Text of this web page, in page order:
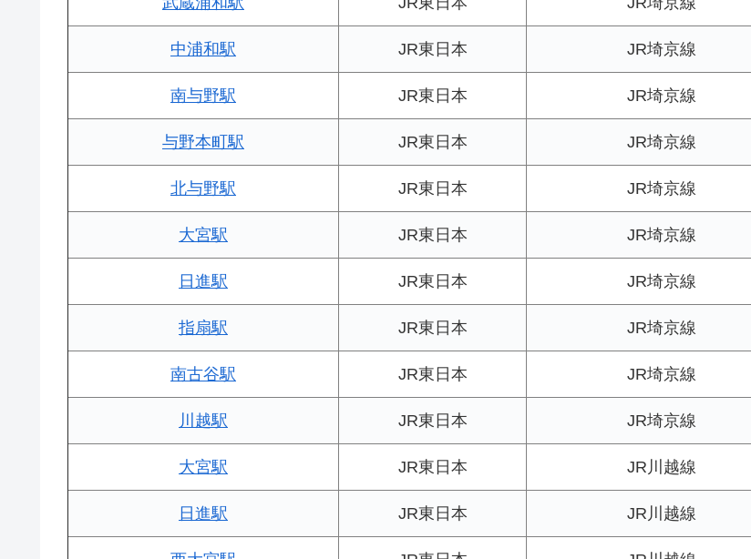
中浦和駅 JR東日本 JR埼京線
南与野駅 JR東日本 JR埼京線
与野本町駅 JR東日本 JR埼京線
北与野駅 JR東日本 JR埼京線
大宮駅 JR東日本 JR埼京線
日進駅 JR東日本 JR埼京線
指扇駅 JR東日本 JR埼京線
南古谷駅 JR東日本 JR埼京線
川越駅 JR東日本 JR埼京線
大宮駅 JR東日本 JR川越線
日進駅 JR東日本 JR川越線